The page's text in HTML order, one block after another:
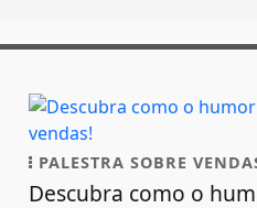
PALESTRA SOBRE
Descubra como o